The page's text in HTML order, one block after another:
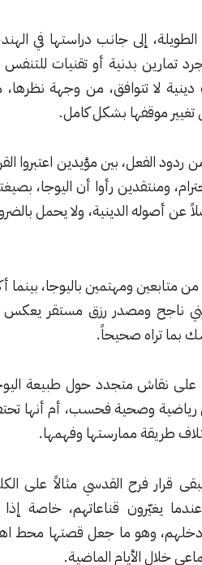
جانب دراستها في الهند، قادتها إلى
أو تقنيات للتنفس والاسترخاء،
من وجهة نظرها، مع عقيدتها
بشكل كامل.
بين مؤيدين اعتبروا القرار تعبيراً عن
رأوا أن اليوجا، بصيغتها الحديثة،
ولا يحمل بالضرورة مضامين
باليوجا، بينما أكد مؤيدوها
رزق مستقر يعكس استعدادها
صحيحاً.
حول طبيعة اليوجا في العالم
فحسب، أم أنها تحتفظ بجوانب
وفهمها.
القدسي مثالاً على الكلفة التي قد
قناعاتهم، خاصة إذا ارتبط ذلك
ما جعل قصتها محط اهتمام واسع
الماضية.